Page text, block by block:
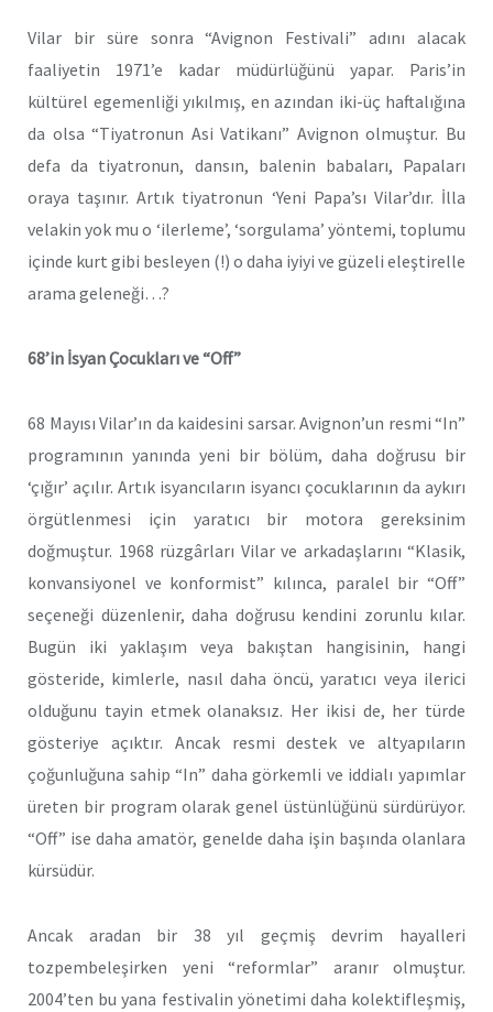
Vilar bir süre sonra “Avignon Festivali” adını alacak
faaliyetin 1971’e kadar müdürlüğünü yapar. Paris’in
kültürel egemenliği yıkılmış, en azından iki-üç haftalığına
da olsa “Tiyatronun Asi Vatikanı” Avignon olmuştur. Bu
defa da tiyatronun, dansın, balenin babaları, Papaları
oraya taşınır. Artık tiyatronun ‘Yeni Papa’sı Vilar’dır. İlla
velakin yok mu o ‘ilerleme’, ‘sorgulama’ yöntemi, toplumu
içinde kurt gibi besleyen (!) o daha iyiyi ve güzeli eleştirelle
arama geleneği…?
68’in İsyan Çocukları ve “Off”
68 Mayısı Vilar’ın da kaidesini sarsar. Avignon’un resmi “In”
programının yanında yeni bir bölüm, daha doğrusu bir
‘çığır’ açılır. Artık isyancıların isyancı çocuklarının da aykırı
örgütlenmesi için yaratıcı bir motora gereksinim
doğmuştur. 1968 rüzgârları Vilar ve arkadaşlarını “Klasik,
konvansiyonel ve konformist” kılınca, paralel bir “Off”
seçeneği düzenlenir, daha doğrusu kendini zorunlu kılar.
Bugün iki yaklaşım veya bakıştan hangisinin, hangi
gösteride, kimlerle, nasıl daha öncü, yaratıcı veya ilerici
olduğunu tayin etmek olanaksız. Her ikisi de, her türde
gösteriye açıktır. Ancak resmi destek ve altyapıların
çoğunluğuna sahip “In” daha görkemli ve iddialı yapımlar
üreten bir program olarak genel üstünlüğünü sürdürüyor.
“Off” ise daha amatör, genelde daha işin başında olanlara
kürsüdür.
Ancak aradan bir 38 yıl geçmiş devrim hayalleri
tozpembeleşirken yeni “reformlar” aranır olmuştur.
2004’ten bu yana festivalin yönetimi daha kolektifleşmiş,